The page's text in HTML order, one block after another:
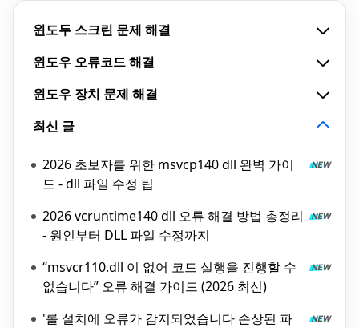
윈도두 스크린 문제 해결
윈도우 오류코드 해결
윈도우 장치 문제 해결
최신 글
2026 초보자를 위한 msvcp140 dll 완벽 가이
드 - dll 파일 수정 팁
2026 vcruntime140 dll 오류 해결 방법 총정리
- 원인부터 DLL 파일 수정까지
“msvcr110.dll 이 없어 코드 실행을 진행할 수
없습니다” 오류 해결 가이드 (2026 최신)
'롤 설치에 오류가 감지되었습니다 손상된 파